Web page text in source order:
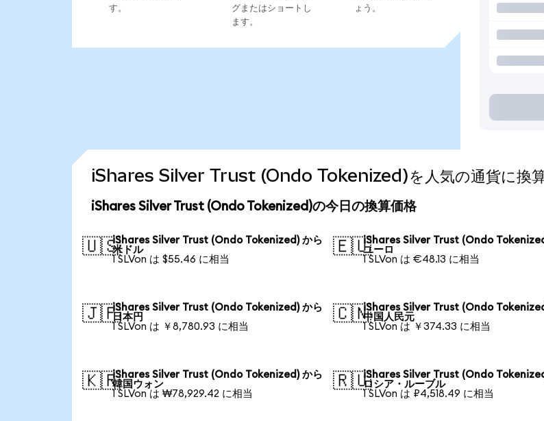
す。
グまたはショートし
ます。
ょう。
iShares Silver Trust (Ondo Tokenized)を人気の通貨に換算
iShares Silver Trust (Ondo Tokenized)の今日の換算価格
🇺🇸iShares Silver Trust (Ondo Tokenized) から
米ドル
1 SLVon は $55.46 に相当
🇪🇺iShares Silver Trust (Ondo
ユーロ
1 SLVon は €48.13 に相当
🇯🇵iShares Silver Trust (Ondo Tokenized) から
日本円
1 SLVon は ￥8,780.93 に相当
🇨🇳iShares Silver Trust (Ondo
中国人民元
1 SLVon は ￥374.33 に相当
🇰🇷iShares Silver Trust (Ondo Tokenized) から
韓国ウォン
1 SLVon は ₩78,929.42 に相当
🇷🇺iShares Silver Trust (Ondo
ロシア・ルーブル
1 SLVon は ₽4,518.49 に相当